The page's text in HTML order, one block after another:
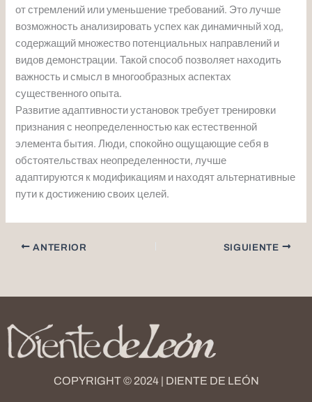
от стремлений или уменьшение требований. Это лучше
возможность анализировать успех как динамичный ход,
содержащий множество потенциальных направлений и
видов демонстрации. Такой способ позволяет находить
важность и смысл в многообразных аспектах
существенного опыта.
Развитие адаптивности установок требует тренировки
признания с неопределенностью как естественной
элемента бытия. Люди, спокойно ощущающие себя в
обстоятельствах неопределенности, лучше
адаптируются к модификациям и находят альтернативные
пути к достижению своих целей.
ANTERIOR SIGUIENTE
COPYRIGHT © 2024 | DIENTE DE LEÓN